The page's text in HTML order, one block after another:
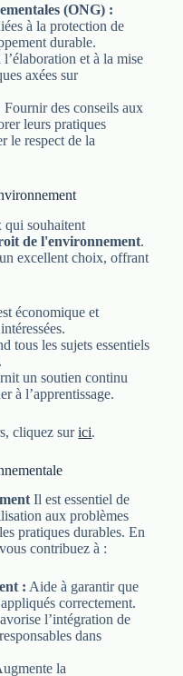
(ONG) :
à la protection de
durable.
et à la mise
axées sur
Fournir des conseils aux
leurs pratiques
le respect de la
qui souhaitent
de l'environnement.
excellent choix, offrant
économique et
tous les sujets essentiels
un soutien continu
à l’apprentissage.
cliquez surici.
Il est essentiel de
aux problèmes
pratiques durables. En
contribuez à :
: Aide à garantir que
correctement.
l’intégration de
dans
la